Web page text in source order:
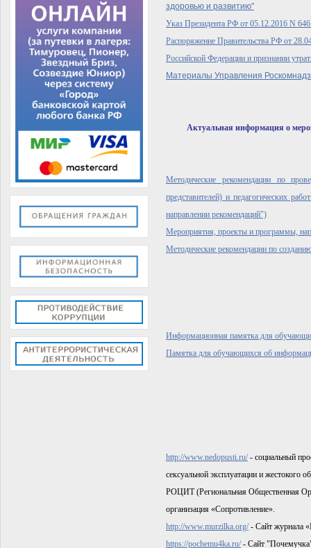
здоровью и развитию"
Указ Президента РФ от 05.12.2016 N
Распоряжение Правительства РФ от
Российской Федерации и признании
Материалы Управления
Актуальная информация о
Методические рекомендации по
представителей) и педагогических
направлении рекомендаций")
Мероприятия, проекты и программы,
Методические рекомендации по
Информационная памятка для
Памятка для обучающихся об
http://www.nedopusti.ru/- социальный
сексуальной эксплуатации и жестокого
РОЦИТ (Региональная Общественная
организация «Сопротивление».
http://www.murzilka.org/- Сайт журнала
https://pochemu4ka.ru/- Сайт "Почемучка"